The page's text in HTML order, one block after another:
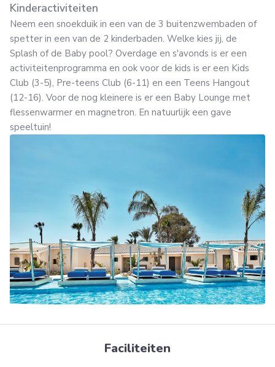
Kinderactiviteiten
Neem een snoekduik in een van de 3 buitenzwembaden of
spetter in een van de 2 kinderbaden. Welke kies jij, de
Splash of de Baby pool? Overdage en s'avonds is er een
activiteitenprogramma en ook voor de kids is er een Kids
Club (3-5), Pre-teens Club (6-11) en een Teens Hangout
(12-16). Voor de nog kleinere is er een Baby Lounge met
flessenwarmer en magnetron. En natuurlijk een gave
speeltuin!
Faciliteiten